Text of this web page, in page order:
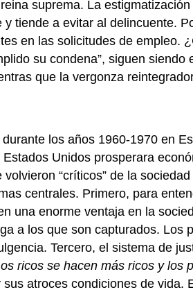
suprema. La
tiende a evitar al delincuente.
en las solicitudes de empleo.
su condena”, siguen
que la vergonza
los años 1960-1970 en
Unidos prosperara
“críticos” de la
centrales. Primero, para
una enorme ventaja en la
a los que son capturados.
Tercero, el sistema de
ricos se hacen más ricos y los
atroces condiciones de